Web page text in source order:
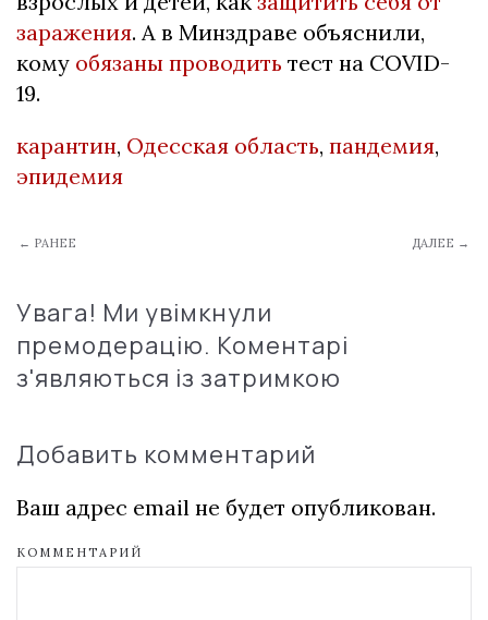
заражения. А в Минздраве объяснили,
кому обязаны проводить тест на COVID-
19.
карантин, Одесская область, пандемия,
эпидемия
← РАНЕЕ ДАЛЕЕ →
Увага! Ми увімкнули
премодерацію. Коментарі
з'являються із затримкою
Добавить комментарий
Ваш адрес email не будет опубликован.
КОММЕНТАРИЙ